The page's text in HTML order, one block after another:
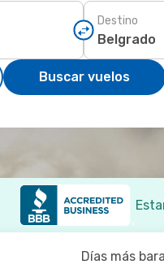
Destino
Buscar vuelos
Días más